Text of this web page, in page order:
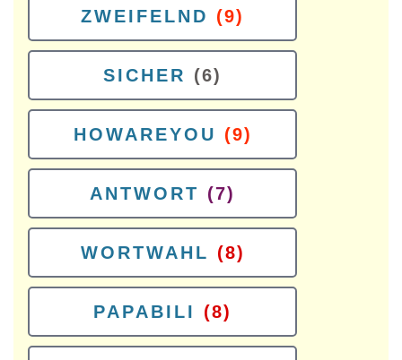
ZWEIFELND (9)
SICHER (6)
HOWAREYOU (9)
ANTWORT (7)
WORTWAHL (8)
PAPABILI (8)